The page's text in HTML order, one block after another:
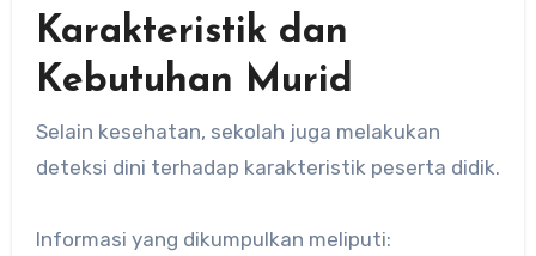
Karakteristik dan
Kebutuhan Murid
Selain kesehatan, sekolah juga melakukan
deteksi dini terhadap karakteristik peserta didik.
Informasi yang dikumpulkan meliputi: